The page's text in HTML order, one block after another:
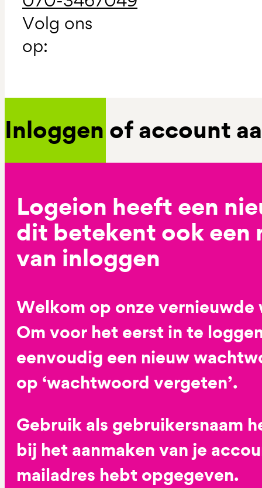
Volg ons
op:
Inloggen of account
Logeion heeft een
dit betekent ook een
van inloggen
Welkom op onze vernieuwde
Om voor het eerst in te
eenvoudig een nieuw
op ‘wachtwoord vergeten’.
Gebruik als gebruikersnaam
bij het aanmaken van je
mailadres hebt opgegeven.